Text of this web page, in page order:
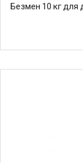
Безмен 10 кг для